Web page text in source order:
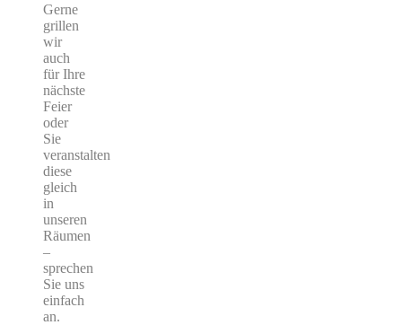
Gerne
grillen
wir
auch
für Ihre
nächste
Feier
oder
Sie
veranstalten
diese
gleich
in
unseren
Räumen
–
sprechen
Sie uns
einfach
an.